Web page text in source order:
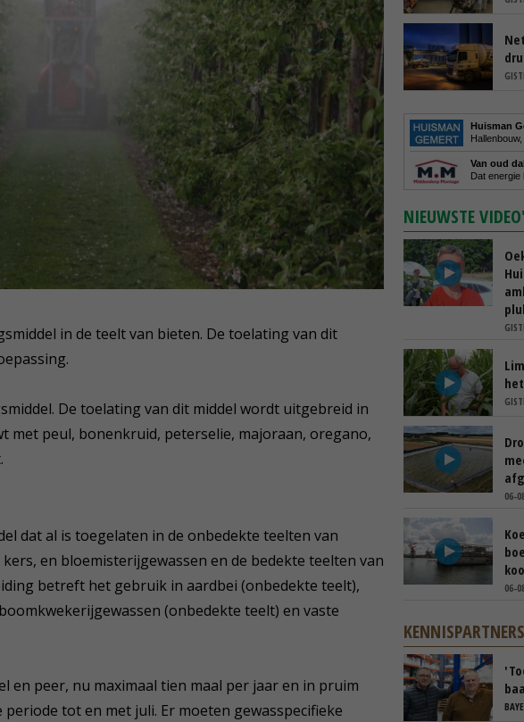
in de teelt van bieten. De toelating van dit
De toelating van dit middel wordt uitgebreid in
met peul, bonenkruid, peterselie, majoraan, oregano,
dat al is toegelaten in de onbedekte teelten van
en bloemisterijgewassen en de bedekte teelten van
betreft het gebruik in aardbei (onbedekte teelt),
(onbedekte teelt) en vaste
en peer, nu maximaal tien maal per jaar en in pruim
tot en met juli. Er moeten gewasspecifieke
Huisman
Van oud
Dat energie
NIEUWSTE
06-
06-
KENNISPARTNERS